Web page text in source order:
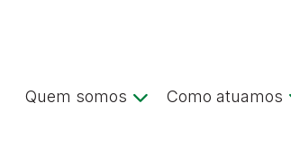
Quem somos Como atuamos